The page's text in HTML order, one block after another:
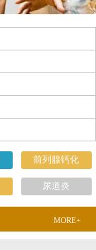
前列腺钙化
尿道炎
MORE+